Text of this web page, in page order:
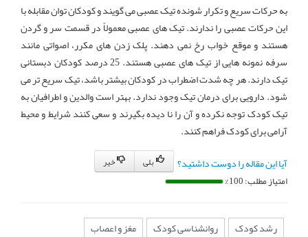
به حرکات سریع و تکرار شونده تیک عصبی می گویند و کودکان توان مقابله با
این حرکات عصبی را ندارند. تیک های عصبی معمولاً در قسمت سر و گردن
هستند و موقع خواب رخ نمی دهند. پلک زدن های مکرر، اصواتی مانند
سرفه نمونه هایی از تیک های عصبی هستند. 25 درصد کودکان دبستانی
تیک دارند. هر چه شدت اضطراب در کودکان بیشتر باشد، تیک سریع تر می
شود. دارویی برای درمان تیک وجود ندارد. بهتر است والدین و اطرافیان به
تیک کودک توجه نکرده و آن را نا دیده بگیرند و سعی کنند شرایط و محیط
آرامی برای کودک فراهم کنند.
آیا این مقاله را دوست داشتید؟
امتیاز مطلب: 100%
رشد کودک روانشناسی کودک
مغز و اعصاب